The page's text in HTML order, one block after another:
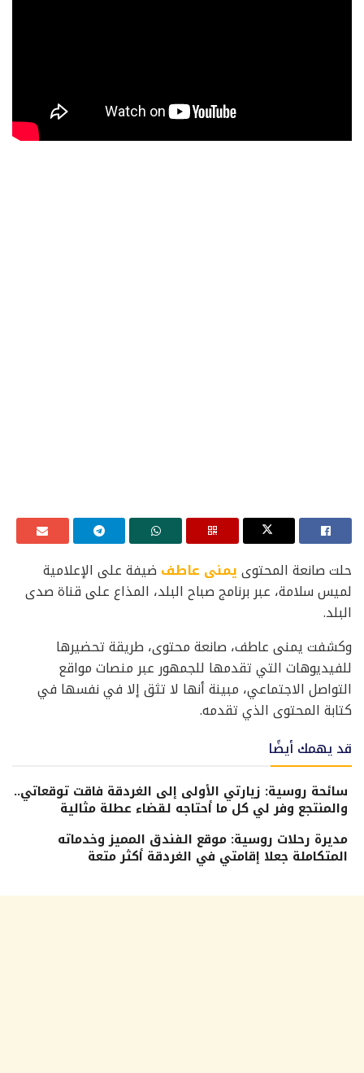
حلت صانعة المحتوىيمنى عاطف ضيفة على الإعلامية
لميس سلامة، عبر برنامج صباح البلد، المذاع على قناة صدى
البلد.
وكشفت يمنى عاطف، صانعة محتوى، طريقة تحضيرها
للفيديوهات التي تقدمها للجمهور عبر منصات مواقع
التواصل الاجتماعي، مبينة أنها لا تثق إلا في نفسها في
كتابة المحتوى الذي تقدمه.
قد يهمك أيضًا
سائحة روسية: زيارتي الأولى إلى الغردقة فاقت توقعاتي..
والمنتجع وفر لي كل ما أحتاجه لقضاء عطلة مثالية
مديرة رحلات روسية: موقع الفندق المميز وخدماته
المتكاملة جعلا إقامتي في الغردقة أكثر متعة